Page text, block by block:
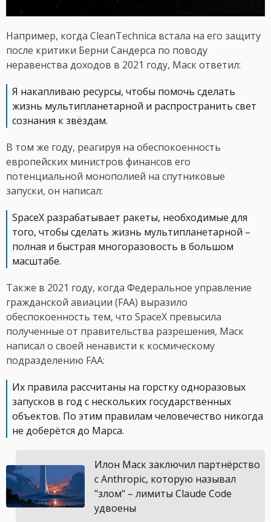
Например, когда CleanTechnica встала на его защиту
после критики Берни Сандерса по поводу
неравенства доходов в 2021 году, Маск ответил:
Я накапливаю ресурсы, чтобы помочь сделать
жизнь мультипланетарной и распространить свет
сознания к звёздам.
В том же году, реагируя на обеспокоенность
европейских министров финансов его
потенциальной монополией на спутниковые
запуски, он написал:
SpaceX разрабатывает ракеты, необходимые для
того, чтобы сделать жизнь мультипланетарной –
полная и быстрая многоразовость в большом
масштабе.
Также в 2021 году, когда Федеральное управление
гражданской авиации (FAA) выразило
обеспокоенность тем, что SpaceX превысила
полученные от правительства разрешения, Маск
написал о своей ненависти к космическому
подразделению FAA:
Их правила рассчитаны на горстку одноразовых
запусков в год с нескольких государственных
объектов. По этим правилам человечество никогда
не доберётся до Марса.
Илон Маск заключил партнёрство
с Anthropic, которую называл
"злом" – лимиты Claude Code
удвоены